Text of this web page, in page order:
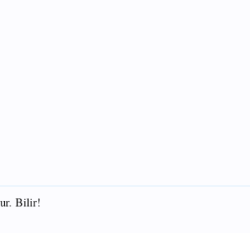
Bilir!